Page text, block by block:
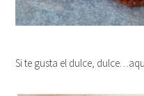
Si te gusta el dulce,